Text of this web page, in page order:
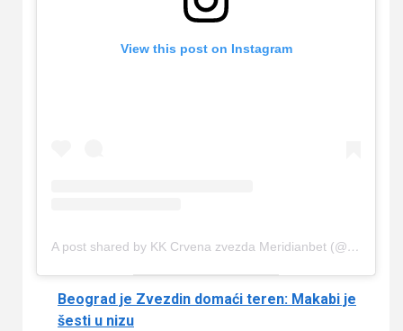
View this post on Instagram
A post shared by KK Crvena zvezda Meridianbet (@crvenazvezdakk)
Beograd je Zvezdin domaći teren: Makabi je
šesti u nizu